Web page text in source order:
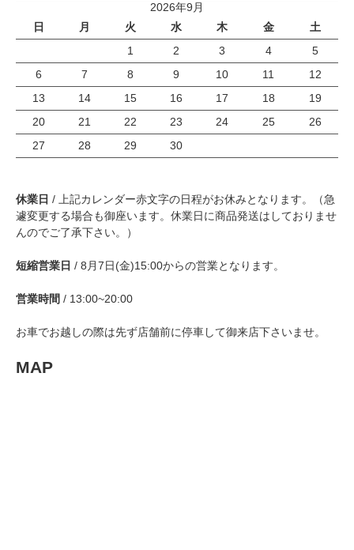
2026年9月
日
月 火 水 木 金
土
1
2 3 4
5
6
7 8 9 10 11
12
13
14 15 16 17 18
19
20
21 22 23 24 25
26
27
28 29 30
休業日 / 上記カレンダー赤文字の日程がお休みとなります。（急
遽変更する場合も御座います。休業日に商品発送はしておりませ
んのでご了承下さい。）
短縮営業日 / 8月7日(金)15:00からの営業となります。
営業時間 / 13:00~20:00
お車でお越しの際は先ず店舗前に停車して御来店下さいませ。
MAP